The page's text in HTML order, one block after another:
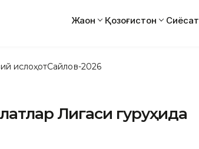
Жаҳон Қозоғистон Сиёсат
ислоҳотСайлов-2026
Лигаси гуруҳида